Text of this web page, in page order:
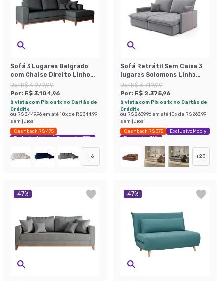
Sofá 3 Lugares Belgrado
com Chaise Direito Linho
Grafite 230 cm
De:R$ 4.979,99
Por: R$ 3.104,96
à vista com Pix ou 1x no Cartão de
Crédito
ou R$ 3.449,96 em até10x de R$ 344,99
sem juros
Cashback R$ 475
Exclusivo Mobly
Economize 37%
+6
Sofá Retrátil Sem Caixa 3
lugares Solomons Linho
Cinza 180 cm
De:R$ 3.719,99
Por: R$ 2.375,96
à vista com Pix ou 1x no Cartão de
Crédito
ou R$ 2.639,96 em até10x de R$ 263,99
sem juros
Cashback R$ 375
Exclusivo Mobly
Economize 36%
+23
47% 47%